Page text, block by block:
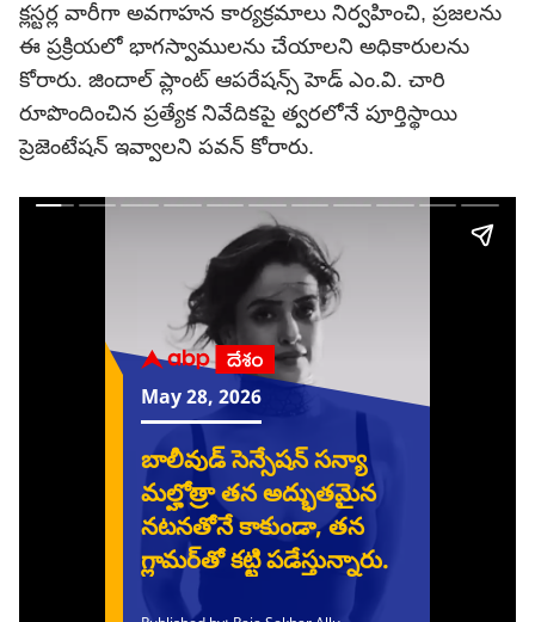
క్లస్టర్ల వారీగా అవగాహన కార్యక్రమాలు నిర్వహించి, ప్రజలను
ఈ ప్రక్రియలో భాగస్వాములను చేయాలని అధికారులను
కోరారు. జిందాల్ ప్లాంట్ ఆపరేషన్స్ హెడ్ ఎం.వి. చారి
రూపొందించిన ప్రత్యేక నివేదికపై త్వరలోనే పూర్తిస్థాయి
ప్రెజెంటేషన్ ఇవ్వాలని పవన్ కోరారు.